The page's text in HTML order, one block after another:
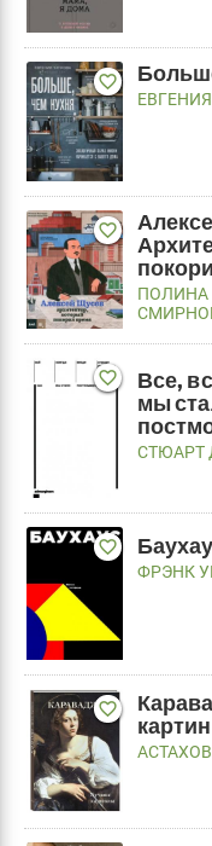
favorite_border
favorite_border
favorite_border
Все,
мы
favorite_border
ФРЭНК
favorite_border